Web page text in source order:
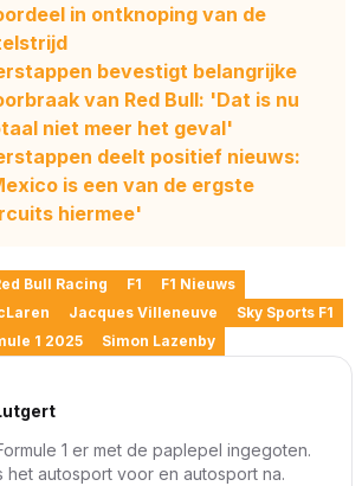
in ontknoping van de
bevestigt belangrijke
van Red Bull: 'Dat is nu
niet meer het geval'
deelt positief nieuws:
is een van de ergste
hiermee'
Bull Racing F1
F1 Nieuws
Jacques Villeneuve
Sky Sports F1
1 2025 Simon Lazenby
1 er met de paplepel ingegoten.
het autosport voor en autosport na.